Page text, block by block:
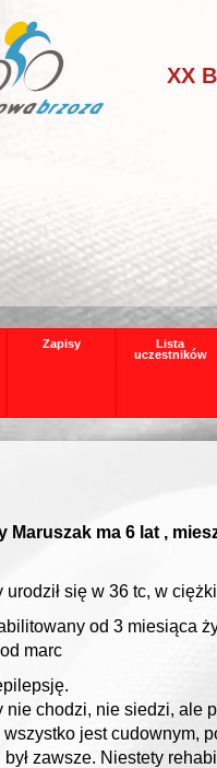
XX
Zapisy
Lista
uczestników
Maruszak ma 6 lat ,
urodził się w 36 tc, w
od 3 miesiąca
marc
nie chodzi, nie siedzi, ale
wszystko jest cudownym,
był zawsze. Niestety